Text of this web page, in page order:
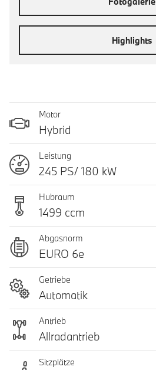
Highlights
Motor
Hybrid
Leistung
245 PS/ 180 kW
Hubraum
1499 ccm
Abgasnorm
EURO 6e
Getriebe
Automatik
Antrieb
Allradantrieb
Sitzplätze